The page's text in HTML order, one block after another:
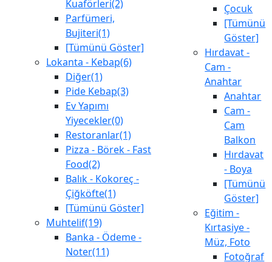
Kuaförleri(2)
Parfümeri,
Bujiteri(1)
[Tümünü Göster]
Lokanta - Kebap(6)
Diğer(1)
Pide Kebap(3)
Ev Yapımı
Yiyecekler(0)
Restoranlar(1)
Pizza - Börek - Fast
Food(2)
Balık - Kokoreç -
Çiğköfte(1)
[Tümünü Göster]
Muhtelif(19)
Banka - Ödeme -
Noter(11)
Çocuk
[Tümünü
Göster]
Hırdavat -
Cam -
Anahtar
Anahtar
Cam -
Cam
Balkon
Hırdavat
- Boya
[Tümünü
Göster]
Eğitim -
Kırtasiye -
Müz, Foto
Fotoğraf